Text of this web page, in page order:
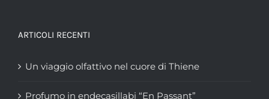
ARTICOLI RECENTI
Un viaggio olfattivo nel cuore di Thiene
Profumo in endecasillabi “En Passant”